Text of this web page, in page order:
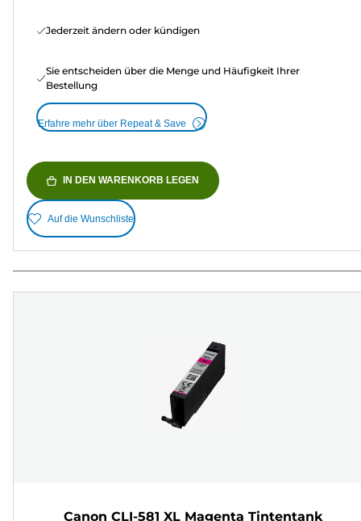
Jederzeit ändern oder kündigen
Sie entscheiden über die Menge und Häufigkeit Ihrer
Bestellung
Erfahre mehr über Repeat & Save
IN DEN WARENKORB LEGEN
Auf die Wunschliste
Canon CLI-581 XL Magenta Tintentank